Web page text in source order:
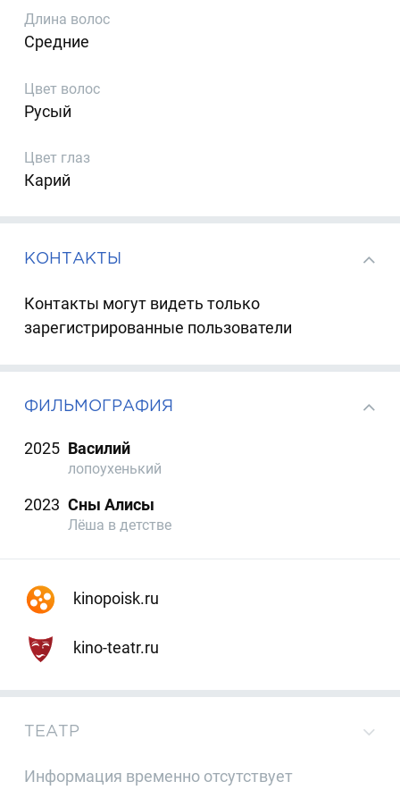
Длина волос
Средние
Цвет волос
Русый
Цвет глаз
Карий
КОНТАКТЫ
Контакты могут видеть только
зарегистрированные пользователи
ФИЛЬМОГРАФИЯ
2025 Василий
лопоухенький
2023 Сны Алисы
Лёша в детстве
kinopoisk.ru
kino-teatr.ru
ТЕАТР
Информация временно отсутствует